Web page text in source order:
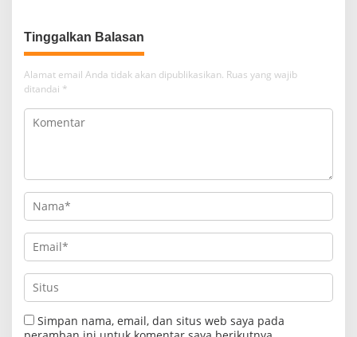
Tinggalkan Balasan
Alamat email Anda tidak akan dipublikasikan. Ruas yang wajib
ditandai *
Simpan nama, email, dan situs web saya pada